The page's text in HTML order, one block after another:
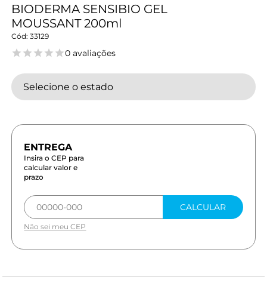
BIODERMA SENSIBIO GEL
MOUSSANT 200ml
33129
0 avaliações
Selecione o estado
Insira o CEP para
calcular valor e
prazo
CALCULAR
Não sei meu CEP